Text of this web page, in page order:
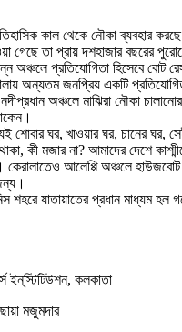
কাল থেকে নৌকা ব্যবহার
গেছে তা প্রায় দশহাজার বছরের
অঞ্চলে প্রতিযোগিতা হিসেবে বোট
অন্যতম জনপ্রিয় একটি
নদীপ্রধান অঞ্চলে মাঝিরা নৌকা
শোবার ঘর, খাওয়ার ঘর, চানের ঘর,
কী মজার না? আমাদের দেশে
কেরালাতেও আলেপ্পি অঞ্চলে
শহরে যাতায়াতের প্রধান মাধ্যম হল
ইন্‌স্টিটিউশন, কলকাতা
মজুমদার